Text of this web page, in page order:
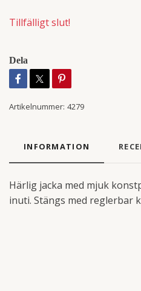
Tillfälligt slut!
Dela
Artikelnummer: 4279
INFORMATION
Härlig jacka med mjuk
inuti. Stängs med reglerbar